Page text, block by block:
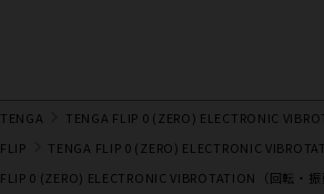
TENGA
TENGA FLIP 0 (ZERO) ELECTRONIC
FLIP
TENGA FLIP 0 (ZERO) ELECTRONIC
FLIP 0 (ZERO) ELECTRONIC VIBROTATION（回転・